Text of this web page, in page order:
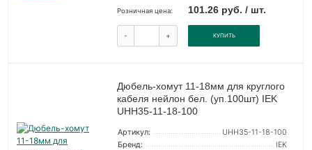
Розничная цена: 101.26 руб. / шт.
- + КУПИТЬ
Дюбель-хомут 11-18мм для круглого
кабеля нейлон бел. (уп.100шт) IEK
UHH35-11-18-100
Артикул:
UHH35-11-18-100
Бренд:
IEK